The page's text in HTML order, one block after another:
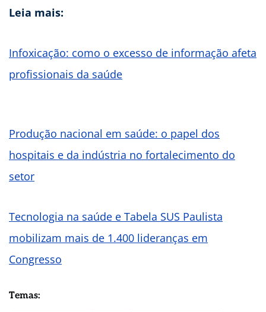
Leia mais:
Infoxicação: como o excesso de informação afeta
profissionais da saúde
Produção nacional em saúde: o papel dos
hospitais e da indústria no fortalecimento do
setor
Tecnologia na saúde e Tabela SUS Paulista
mobilizam mais de 1.400 lideranças em
Congresso
Temas: